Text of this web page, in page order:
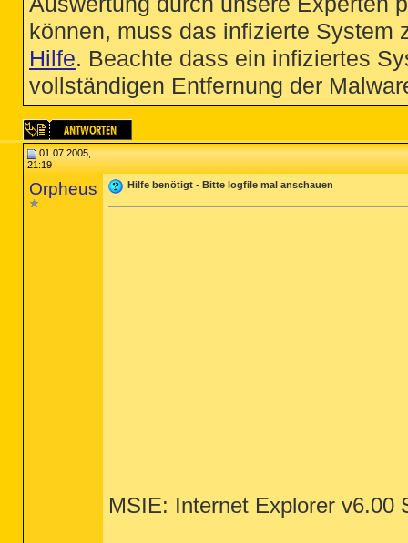
können, muss das infizierte System
Hilfe. Beachte dass ein infiziertes
vollständigen Entfernung der
01.07.2005,
21:19
Orpheus Hilfe benötigt - Bitte logfile mal anschauen
MSIE: Internet Explorer v6.00